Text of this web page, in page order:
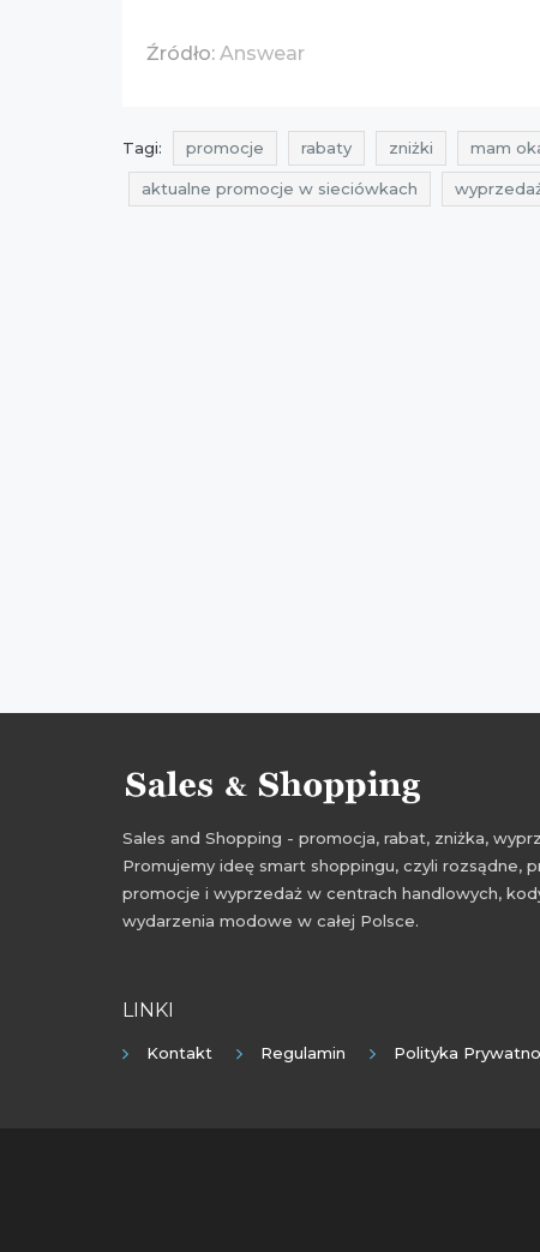
Źródło: Answear
Tagi: promocje rabaty zniżki mam
aktualne promocje w sieciówkach
Sales and Shopping - promocja, rabat, zniżka,
Promujemy ideę smart shoppingu, czyli rozsądne,
promocje i wyprzedaż w centrach handlowych,
wydarzenia modowe w całej Polsce.
LINKI
Kontakt Regulamin Polityka